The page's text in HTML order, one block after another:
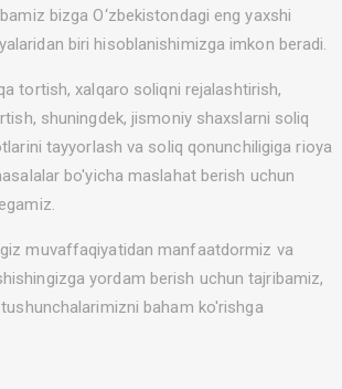
bizga O‘zbekistondagi eng yaxshi
biri hisoblanishimizga imkon beradi.
tortish, xalqaro soliqni rejalashtirish,
shuningdek, jismoniy shaxslarni soliq
tayyorlash va soliq qonunchiligiga rioya
bo'yicha maslahat berish uchun
muvaffaqiyatidan manfaatdormiz va
yordam berish uchun tajribamiz,
baham ko'rishga